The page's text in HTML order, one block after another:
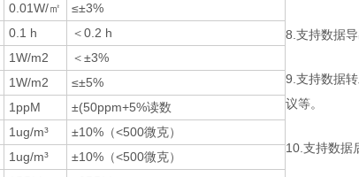
0.01W/㎡
≤±3%
0.1 h
＜0.2 h
1W/m2
＜±3%
1W/m2
≤±5%
1ppM
±(50ppm+5%读数
1ug/m³
±10%（<500微克）
1ug/m³
±10%（<500微克）
8.支持数据
9.支持数据
议等。
10.支持数据